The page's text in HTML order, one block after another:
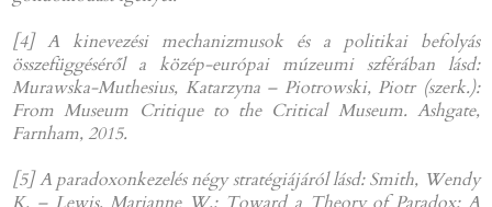
[4] A kinevezési mechanizmusok és a politikai befolyás
összefüggéséről a közép-európai múzeumi szférában lásd:
Murawska-Muthesius, Katarzyna – Piotrowski, Piotr (szerk.):
From Museum Critique to the Critical Museum. Ashgate,
Farnham, 2015.
[5] A paradoxonkezelés négy stratégiájáról lásd: Smith, Wendy